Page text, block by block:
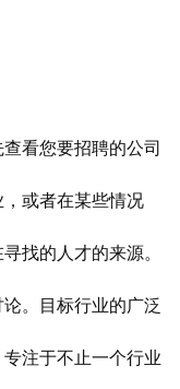
看您要招聘的公司
或者在某些情况
找的人才的来源。
。目标行业的广泛
注于不止一个行业